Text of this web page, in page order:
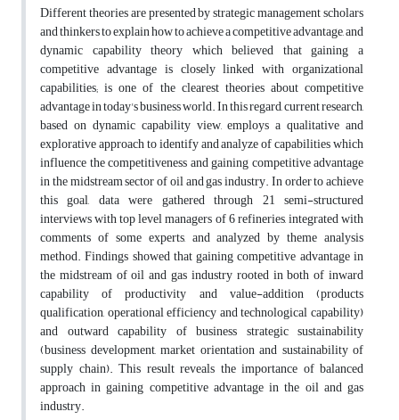
Different theories are presented by strategic management scholars
and thinkers to explain how to achieve a competitive advantage, and
dynamic capability theory which believed that gaining a
competitive advantage is closely linked with organizational
capabilities; is one of the clearest theories about competitive
advantage in today's business world. In this regard, current research,
based on dynamic capability view, employs a qualitative and
explorative approach to identify and analyze of capabilities which
influence the competitiveness and gaining competitive advantage
in the midstream sector of oil and gas industry. In order to achieve
this goal, data were gathered through 21 semi-structured
interviews with top level managers of 6 refineries, integrated with
comments of some experts, and analyzed by theme analysis
method. Findings showed that gaining competitive advantage in
the midstream of oil and gas industry rooted in both of inward
capability of productivity and value-addition (products
qualification, operational efficiency and technological capability)
and outward capability of business strategic sustainability
(business development, market orientation and sustainability of
supply chain). This result reveals the importance of balanced
approach in gaining competitive advantage in the oil and gas
industry.